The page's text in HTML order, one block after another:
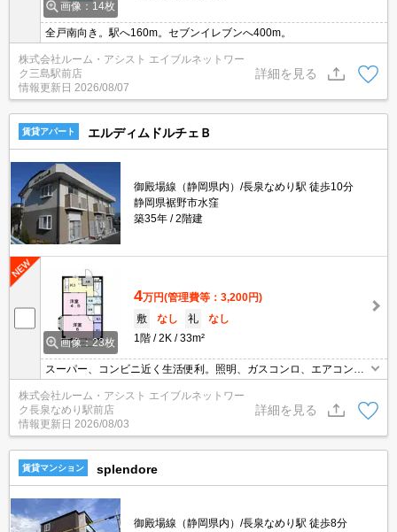
画像：14枚
全戸南向き。駅へ160m。セブンイレブンへ400m。
株式会社ルーム・アシスト エイブルネットワー
ク三島駅前店
情報更新日 2026/08/07
詳細を見る
賃貸アパート エルディムドルチェＢ
御殿場線（静岡県内）/長泉なめり駅 徒歩10分
静岡県裾野市水窪
築35年
2階建
画像：23枚
4万円(管理費等：3,200円)
敷
なし 礼
なし
1階
2K 33m²
スーパー、コンビニ近く生活便利。照明、ガスコンロ、エアコン付
株式会社ルーム・アシスト エイブルネットワー
ク長泉なめり駅前店
情報更新日 2026/08/03
詳細を見る
賃貸マンション splendore
御殿場線（静岡県内）/長泉なめり駅 徒歩8分